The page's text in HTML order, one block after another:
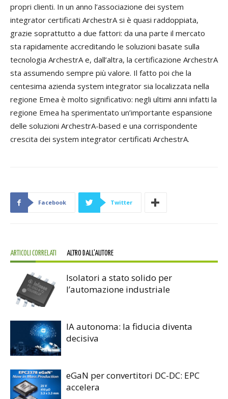
propri clienti. In un anno l’associazione dei system
integrator certificati ArchestrA si è quasi raddoppiata,
grazie soprattutto a due fattori: da una parte il mercato
sta rapidamente accreditando le soluzioni basate sulla
tecnologia ArchestrA e, dall’altra, la certificazione ArchestrA
sta assumendo sempre più valore. Il fatto poi che la
centesima azienda system integrator sia localizzata nella
regione Emea è molto significativo: negli ultimi anni infatti la
regione Emea ha sperimentato un’importante espansione
delle soluzioni ArchestrA-based e una corrispondente
crescita dei system integrator certificati ArchestrA.
Facebook Twitter
ARTICOLI CORRELATI ALTRO DALL'AUTORE
Isolatori a stato solido per
l’automazione industriale
IA autonoma: la fiducia diventa
decisiva
eGaN per convertitori DC-DC: EPC
accelera